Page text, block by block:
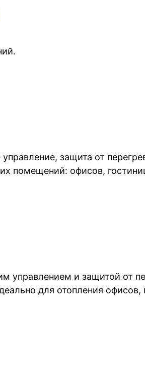
защита от
помещений: офисов,
управлением и защитой от
для отопления офисов,